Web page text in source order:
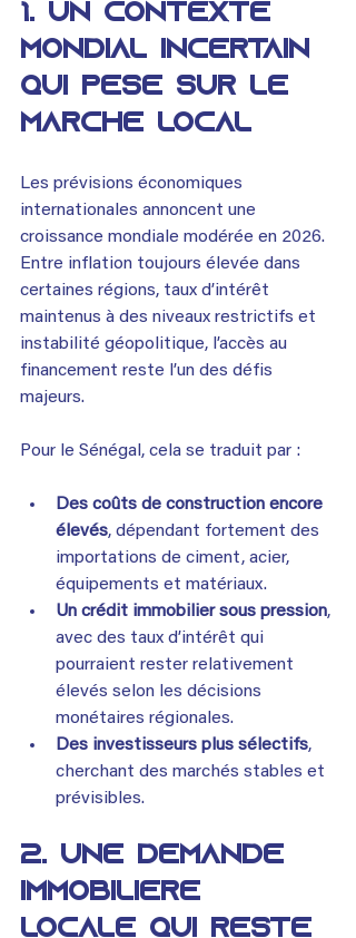
1. Un contexte
mondial incertain
qui pèse sur le
marché local
Les prévisions économiques
internationales annoncent une
croissance mondiale modérée en 2026.
Entre inflation toujours élevée dans
certaines régions, taux d’intérêt
maintenus à des niveaux restrictifs et
instabilité géopolitique, l’accès au
financement reste l’un des défis
majeurs.
Pour le Sénégal, cela se traduit par :
Des coûts de construction encore
élevés, dépendant fortement des
importations de ciment, acier,
équipements et matériaux.
Un crédit immobilier sous pression,
avec des taux d’intérêt qui
pourraient rester relativement
élevés selon les décisions
monétaires régionales.
Des investisseurs plus sélectifs,
cherchant des marchés stables et
prévisibles.
2. Une demande
immobilière
locale qui reste